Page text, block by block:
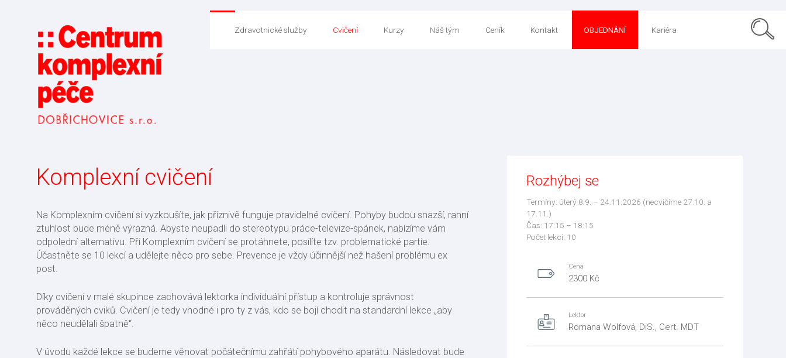
Zdravotnické služby Cvičení Kurzy Náš tým Ceník Kontakt OBJEDNÁNÍ Kariéra
Komplexní cvičení
Na Komplexním cvičení si vyzkoušíte, jak příznivě funguje pravidelné cvičení. Pohyby budou snazší, ranní
ztuhlost bude méně výrazná. Abyste neupadli do stereotypu práce-televize-spánek, nabízíme vám
odpolední alternativu. Při Komplexním cvičení se protáhnete, posílíte tzv. problematické partie.
Účastněte se 10 lekcí a udělejte něco pro sebe. Prevence je vždy účinnější než hašení problému ex
post.
Díky cvičení v malé skupince zachovává lektorka individuální přístup a kontroluje správnost
prováděných cviků. Cvičení je tedy vhodné i pro ty z vás, kdo se bojí chodit na standardní lekce „aby
něco neudělali špatně“.
V úvodu každé lekce se budeme věnovat počátečnímu zahřátí pohybového aparátu. Následovat bude
Rozhýbej se
Termíny: úterý 8.9. – 24.11.2026 (necvičíme 27.10. a
17.11.)
Čas: 17:15 – 18:15
Počet lekcí: 10
Cena
2300 Kč
Lektor
Romana Wolfová, DiS., Cert. MDT